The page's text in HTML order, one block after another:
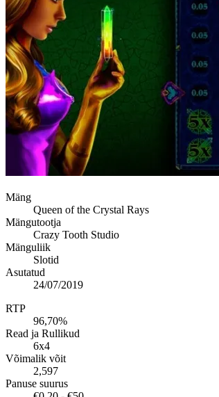
Mäng
Queen of the Crystal Rays
Mängutootja
Crazy Tooth Studio
Mänguliik
Slotid
Asutatud
24/07/2019
RTP
96,70%
Read ja Rullikud
6x4
Võimalik võit
2,597
Panuse suurus